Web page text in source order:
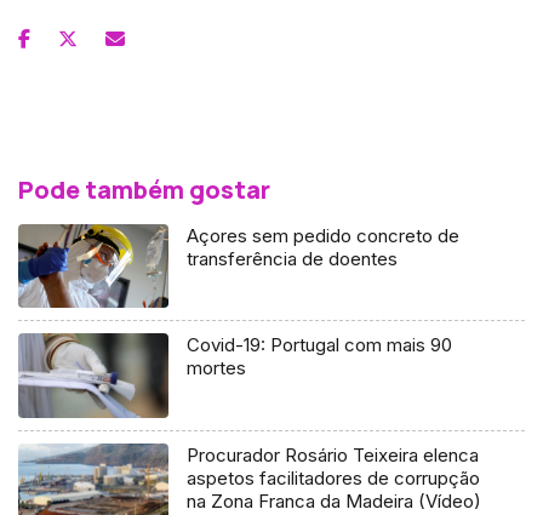
Pode também gostar
Açores sem pedido concreto de
transferência de doentes
Covid-19: Portugal com mais 90
mortes
Procurador Rosário Teixeira elenca
aspetos facilitadores de corrupção
na Zona Franca da Madeira (Vídeo)